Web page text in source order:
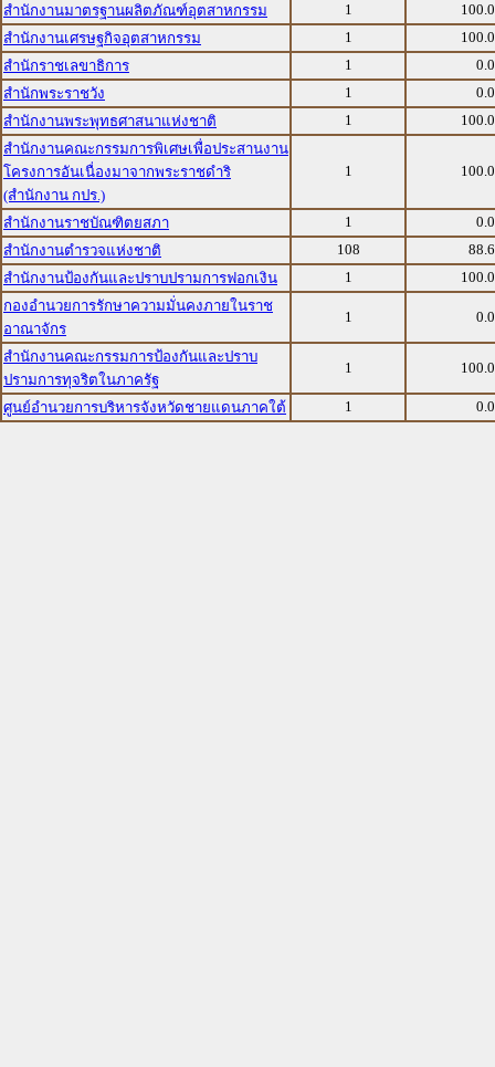
สำนักงานมาตรฐานผลิตภัณฑ์อุตสาหกรรม
1
สำนักงานเศรษฐกิจอุตสาหกรรม
1
สำนักราชเลขาธิการ
1
สำนักพระราชวัง
1
สำนักงานพระพุทธศาสนาแห่งชาติ
1
สำนักงานคณะกรรมการพิเศษเพื่อประสานงาน
โครงการอันเนื่องมาจากพระราชดำริ
(สำนักงาน กปร.)
1
สำนักงานราชบัณฑิตยสภา 1
สำนักงานตำรวจแห่งชาติ
108
สำนักงานป้องกันและปราบปรามการฟอกเงิน
1
กองอำนวยการรักษาความมั่นคงภายในราช
อาณาจักร
1
สำนักงานคณะกรรมการป้องกันและปราบ
ปรามการทุจริตในภาครัฐ
1
ศูนย์อำนวยการบริหารจังหวัดชายแดนภาคใต้ 1